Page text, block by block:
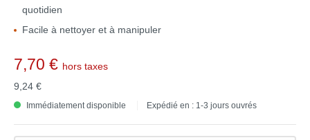
quotidien
Facile à nettoyer et à manipuler
7,70 € hors taxes
9,24 €
Immédiatement disponible Expédié en : 1-3 jours ouvrés